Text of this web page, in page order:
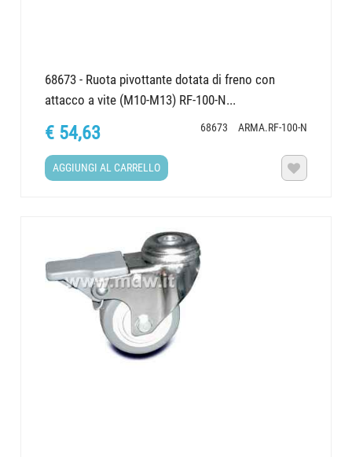
68673 - Ruota pivottante dotata di freno con
attacco a vite (M10-M13) RF-100-N...
68673 ARMA.RF-100-N
€ 54,63
AGGIUNGI AL CARRELLO 